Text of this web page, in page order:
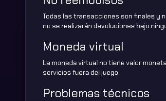
Todas las transacciones son finales y
no se realizarán devoluciones bajo
Moneda virtual
La moneda virtual no tiene valor
servicios fuera del juego.
Problemas técnicos